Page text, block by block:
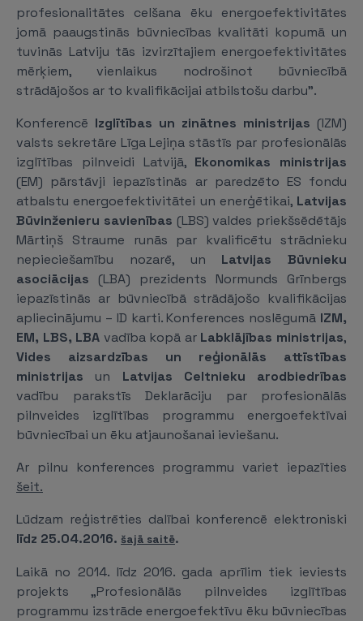
profesionalitātes celšana ēku energoefektivitātes
jomā paaugstinās būvniecības kvalitāti kopumā un
tuvinās Latviju tās izvirzītajiem energoefektivitātes
mērķiem, vienlaikus nodrošinot būvniecībā
strādājošos ar to kvalifikācijai atbilstošu darbu”.
Konferencē Izglītības un zinātnes ministrijas (IZM)
valsts sekretāre Līga Lejiņa stāstīs par profesionālās
izglītības pilnveidi Latvijā, Ekonomikas ministrijas
(EM) pārstāvji iepazīstinās ar paredzēto ES fondu
atbalstu energoefektivitātei un enerģētikai, Latvijas
Būvinženieru savienības (LBS) valdes priekšsēdētājs
Mārtiņš Straume runās par kvalificētu strādnieku
nepieciešamību nozarē, un Latvijas Būvnieku
asociācijas (LBA) prezidents Normunds Grīnbergs
iepazīstinās ar būvniecībā strādājošo kvalifikācijas
apliecinājumu – ID karti. Konferences noslēgumā IZM,
EM, LBS, LBA vadība kopā ar Labklājības ministrijas,
Vides aizsardzības un reģionālās attīstības
ministrijas un Latvijas Celtnieku arodbiedrības
vadību parakstīs Deklarāciju par profesionālās
pilnveides izglītības programmu energoefektīvai
būvniecībai un ēku atjaunošanai ieviešanu.
Ar pilnu konferences programmu variet iepazīties
šeit.
Lūdzam reģistrēties dalībai konferencē elektroniski
līdz 25.04.2016. šajā saitē.
Laikā no 2014. līdz 2016. gada aprīlim tiek ieviests
projekts „Profesionālās pilnveides izglītības
programmu izstrāde energoefektīvu ēku būvniecības